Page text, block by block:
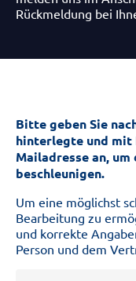
Rückmeldung bei
Bitte geben Sie
hinterlegte und mit
Mailadresse an,
beschleunigen.
Um eine möglichst
Bearbeitung zu
und korrekte
Person und dem